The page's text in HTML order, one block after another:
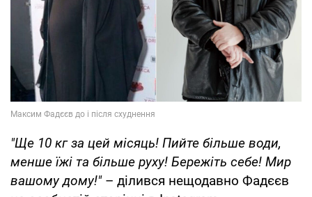
"Ще 10 кг за цей місяць! Пийте більше води,
менше їжі та більше руху! Бережіть себе! Мир
вашому дому!"– ділився нещодавно Фадєєв